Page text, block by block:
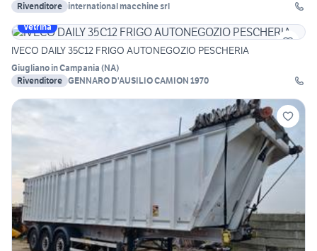
Rivenditore international macchine srl
Vetrina
IVECO DAILY 35C12 FRIGO AUTONEGOZIO PESCHERIA
Giugliano in Campania (NA)
Rivenditore GENNARO D'AUSILIO CAMION 1970